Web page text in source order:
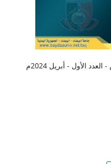
الأول - أبريل 2024م